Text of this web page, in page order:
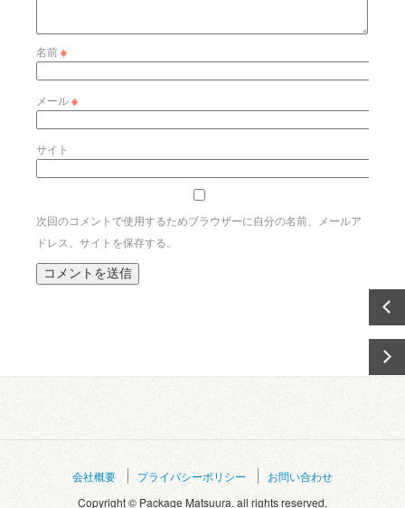
名前※
メール※
サイト
次回のコメントで使用するためブラウザーに自分の名前、メールア
ドレス、サイトを保存する。
会社概要 プライバシーポリシー
お問い合わせ
Copyright © Package Matsuura. all rights reserved.